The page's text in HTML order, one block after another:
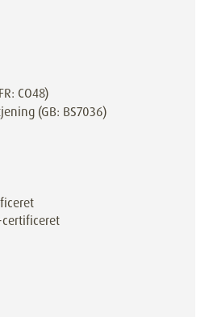
CO48)
(GB: BS7036)
certificeret